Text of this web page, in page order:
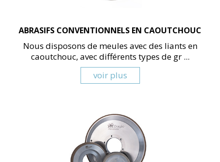
ABRASIFS CONVENTIONNELS EN CAOUTCHOUC
Nous disposons de meules avec des liants en
caoutchouc, avec différents types de gr ...
voir plus